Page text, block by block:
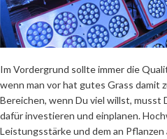
Im Vordergrund sollte immer die
wenn man vor hat gutes Grass damit
Bereichen, wenn Du viel willst, musst
dafür investieren und einplanen.
Leistungsstärke und dem an